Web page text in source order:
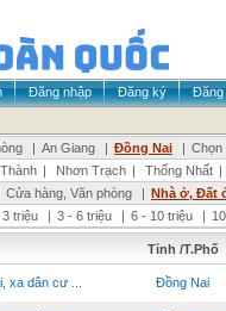
Đăng nhập Đăng ký
Đăng
| An Giang | Đồng Nai | Chọn
| Nhơn Trạch | Thống Nhất |
Cửa hàng, Văn phòng | Nhà ở, Đất
3 triệu | 3 - 6 triệu | 6 - 10 triệu |
Tỉnh /T.Phố
xa dân cư ... Đồng Nai